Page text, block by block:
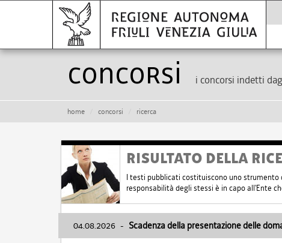
Concorsi i concorsi indetti
home concorsi ricerca
RISULTATO DELLA
I testi pubblicati costituiscono uno strumento
responsabilità degli stessi è in capo all'Ente
04.08.2026 - Scadenza della presentazione delle